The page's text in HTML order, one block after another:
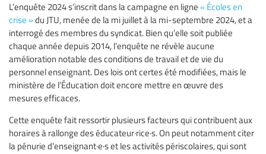
L’enquête 2024 s’inscrit dans la campagne en ligne « Écoles en
crise »du JTU, menée de la mi juillet à la mi-septembre 2024, et a
interrogé des membres du syndicat. Bien qu’elle soit publiée
chaque année depuis 2014, l’enquête ne révèle aucune
amélioration notable des conditions de travail et de vie du
personnel enseignant. Des lois ont certes été modifiées, mais le
ministère de l’Éducation doit encore mettre en œuvre des
mesures efficaces.
Cette enquête fait ressortir plusieurs facteurs qui contribuent aux
horaires à rallonge des éducateur·rice·s. On peut notamment citer
la pénurie d’enseignant·e·s et les activités périscolaires, qui sont